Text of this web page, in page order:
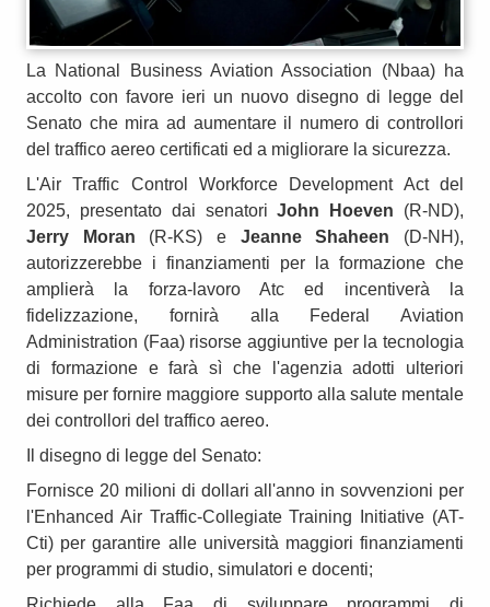
La National Business Aviation Association (Nbaa) ha
accolto con favore ieri un nuovo disegno di legge del
Senato che mira ad aumentare il numero di controllori
del traffico aereo certificati ed a migliorare la sicurezza.
L'Air Traffic Control Workforce Development Act del
2025, presentato dai senatoriJohn Hoeven (R-ND),
Jerry Moran (R-KS) e Jeanne Shaheen (D-NH),
autorizzerebbe i finanziamenti per la formazione che
amplierà la forza-lavoro Atc ed incentiverà la
fidelizzazione, fornirà alla Federal Aviation
Administration (Faa) risorse aggiuntive per la tecnologia
di formazione e farà sì che l'agenzia adotti ulteriori
misure per fornire maggiore supporto alla salute mentale
dei controllori del traffico aereo.
Il disegno di legge del Senato:
Fornisce 20 milioni di dollari all'anno in sovvenzioni per
l'Enhanced Air Traffic-Collegiate Training Initiative (AT-
Cti) per garantire alle università maggiori finanziamenti
per programmi di studio, simulatori e docenti;